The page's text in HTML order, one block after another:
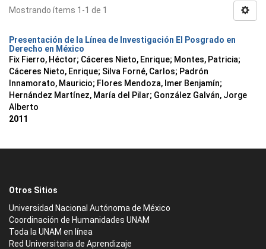
Mostrando ítems 1-1 de 1
Presentación de la Línea de Investigación El Posgrado en
Derecho en México
Fix Fierro, Héctor; Cáceres Nieto, Enrique; Montes, Patricia;
Cáceres Nieto, Enrique; Silva Forné, Carlos; Padrón
Innamorato, Mauricio; Flores Mendoza, Imer Benjamín;
Hernández Martínez, María del Pilar; González Galván, Jorge
Alberto
2011
Otros Sitios
Universidad Nacional Autónoma de México
Coordinación de Humanidades UNAM
Toda la UNAM en línea
Red Universitaria de Aprendizaje